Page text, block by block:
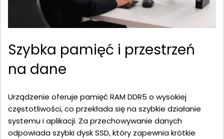
Szybka pamięć i przestrzeń
na dane
Urządzenie oferuje pamięć RAM DDR5 o wysokiej
częstotliwości, co przekłada się na szybkie działanie
systemu i aplikacji. Za przechowywanie danych
odpowiada szybki dysk SSD, który zapewnia krótkie